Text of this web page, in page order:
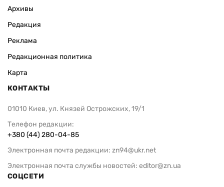
Архивы
Редакция
Реклама
Редакционная политика
Карта
КОНТАКТЫ
01010 Киев, ул. Князей Острожских, 19/1
Телефон редакции:
+380 (44) 280-04-85
Электронная почта редакции: zn94@ukr.net
Электронная почта службы новостей: editor@zn.ua
СОЦСЕТИ